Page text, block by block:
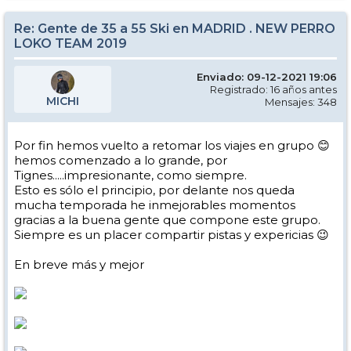
Re: Gente de 35 a 55 Ski en MADRID . NEW PERRO
LOKO TEAM 2019
MICHI
Enviado: 09-12-2021 19:06
Registrado: 16 años antes
Mensajes: 348
Por fin hemos vuelto a retomar los viajes en grupo 😊
hemos comenzado a lo grande, por
Tignes.....impresionante, como siempre.
Esto es sólo el principio, por delante nos queda
mucha temporada he inmejorables momentos
gracias a la buena gente que compone este grupo.
Siempre es un placer compartir pistas y expericias 😉
En breve más y mejor